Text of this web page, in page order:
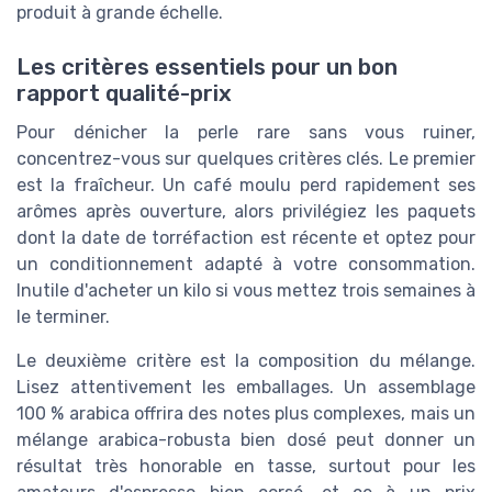
produit à grande échelle.
Les critères essentiels pour un bon
rapport qualité-prix
Pour dénicher la perle rare sans vous ruiner,
concentrez-vous sur quelques critères clés. Le premier
est la fraîcheur. Un café moulu perd rapidement ses
arômes après ouverture, alors privilégiez les paquets
dont la date de torréfaction est récente et optez pour
un conditionnement adapté à votre consommation.
Inutile d'acheter un kilo si vous mettez trois semaines à
le terminer.
Le deuxième critère est la composition du mélange.
Lisez attentivement les emballages. Un assemblage
100 % arabica offrira des notes plus complexes, mais un
mélange arabica-robusta bien dosé peut donner un
résultat très honorable en tasse, surtout pour les